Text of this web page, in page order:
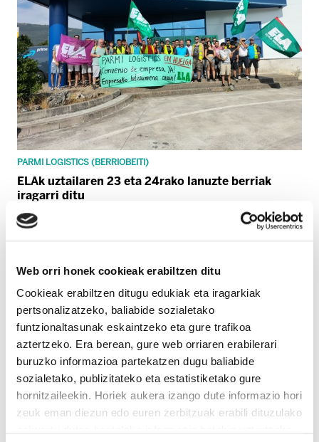
Web orri honek cookieak erabiltzen ditu
Cookieak erabiltzen ditugu edukiak eta iragarkiak
pertsonalizatzeko, baliabide sozialetako
funtzionaltasunak eskaintzeko eta gure trafikoa
aztertzeko. Era berean, gure web orriaren erabilerari
buruzko informazioa partekatzen dugu baliabide
sozialetako, publizitateko eta estatistiketako gure
hornitzaileekin. Horiek aukera izango dute informazio hori
zeuk eman diezun edo euren zerbitzuak erabili dituzulako
PARMI LOGISTICS (BERRIOBEITI)
ELAk uztailaren 23 eta 24rako lanuzte berriak
iragarri ditu